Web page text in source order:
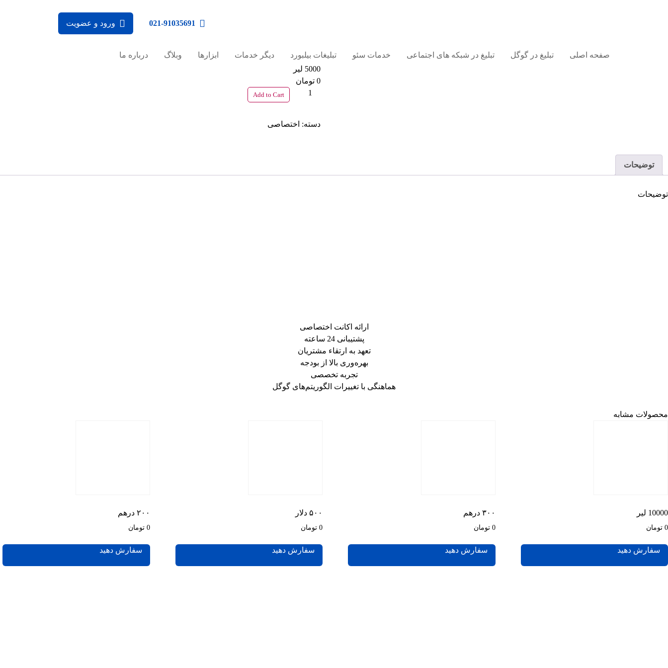
021-91035691 ورود و عضویت
صفحه اصلی تبلیغ در گوگل تبلیغ در شبکه های اجتماعی خدمات سئو تبلیغات بیلبورد دیگر خدمات ابزارها وبلاگ
درباره ما
5000 لیر
0 تومان
5000
Add to Cart
دسته: اختصاصی
توضیحات
توضیحات
ارائه اکانت اختصاصی
پشتیبانی 24 ساعته
تعهد به ارتقاء مشتریان
بهره‌وری بالا از بودجه
تجربه تخصصی
هماهنگی با تغییرات الگوریتم‌های گوگل
محصولات مشابه
10000 لیر
0 تومان
سفارش دهید
۳۰۰ درهم
0 تومان
سفارش دهید
۵۰۰ دلار
0 تومان
سفارش دهید
۲۰۰ درهم
0 تومان
سفارش دهید